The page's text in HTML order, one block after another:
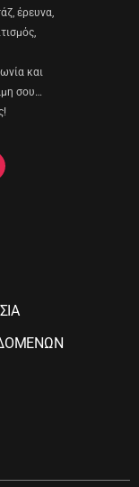
έρευνα,
και
σου…